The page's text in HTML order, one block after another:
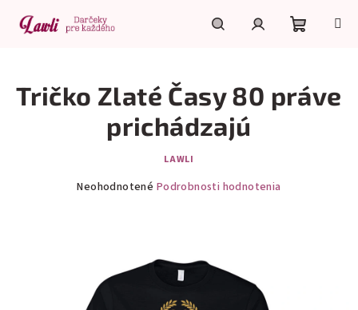
obsah
košík
Tričko Zlaté Časy 80 práve
prichádzajú
LAWLI
Neohodnotené Podrobnosti hodnotenia